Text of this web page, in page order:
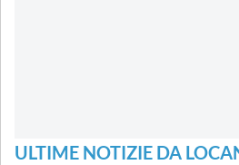
ULTIME NOTIZIE DA